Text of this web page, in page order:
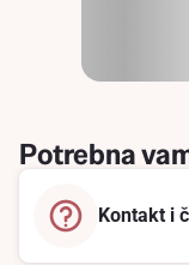
Potrebna
Kontakt i